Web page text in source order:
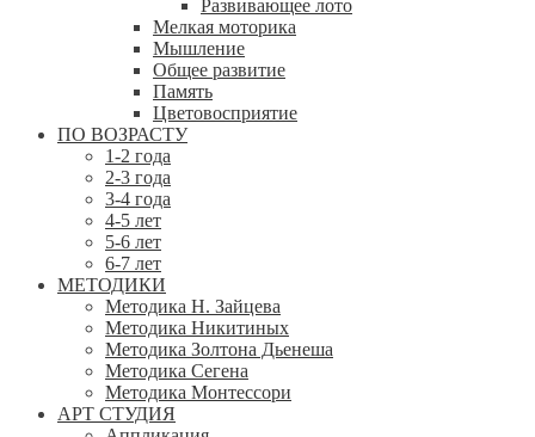
Развивающее лото
Мелкая моторика
Мышление
Общее развитие
Память
Цветовосприятие
ПО ВОЗРАСТУ
1-2 года
2-3 года
3-4 года
4-5 лет
5-6 лет
6-7 лет
МЕТОДИКИ
Методика Н. Зайцева
Методика Никитиных
Методика Золтона Дьенеша
Методика Сегена
Методика Монтессори
АРТ СТУДИЯ